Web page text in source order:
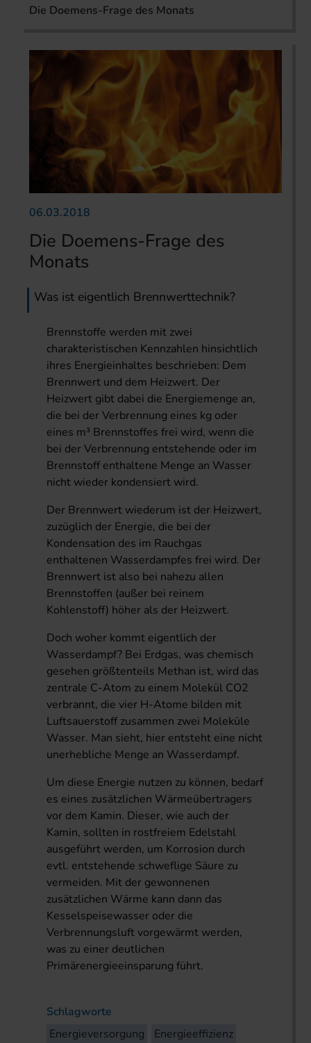
Die Doemens-Frage des Monats
06.03.2018
Die Doemens-Frage des
Monats
Was ist eigentlich Brennwerttechnik?
Brennstoffe werden mit zwei
charakteristischen Kennzahlen hinsichtlich
ihres Energieinhaltes beschrieben: Dem
Brennwert und dem Heizwert. Der
Heizwert gibt dabei die Energiemenge an,
die bei der Verbrennung eines kg oder
eines m³ Brennstoffes frei wird, wenn die
bei der Verbrennung entstehende oder im
Brennstoff enthaltene Menge an Wasser
nicht wieder kondensiert wird.
Der Brennwert wiederum ist der Heizwert,
zuzüglich der Energie, die bei der
Kondensation des im Rauchgas
enthaltenen Wasserdampfes frei wird. Der
Brennwert ist also bei nahezu allen
Brennstoffen (außer bei reinem
Kohlenstoff) höher als der Heizwert.
Doch woher kommt eigentlich der
Wasserdampf? Bei Erdgas, was chemisch
gesehen größtenteils Methan ist, wird das
zentrale C-Atom zu einem Molekül CO2
verbrannt, die vier H-Atome bilden mit
Luftsauerstoff zusammen zwei Moleküle
Wasser. Man sieht, hier entsteht eine nicht
unerhebliche Menge an Wasserdampf.
Um diese Energie nutzen zu können, bedarf
es eines zusätzlichen Wärmeübertragers
vor dem Kamin. Dieser, wie auch der
Kamin, sollten in rostfreiem Edelstahl
ausgeführt werden, um Korrosion durch
evtl. entstehende schweflige Säure zu
vermeiden. Mit der gewonnenen
zusätzlichen Wärme kann dann das
Kesselspeisewasser oder die
Verbrennungsluft vorgewärmt werden,
was zu einer deutlichen
Primärenergieeinsparung führt.
Schlagworte
Energieversorgung
Energieeffizienz